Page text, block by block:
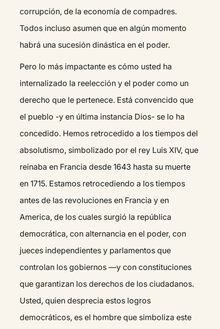
corrupción, de la economía de compadres.
Todos incluso asumen que en algún momento
habrá una sucesión dinástica en el poder.
Pero lo más impactante es cómo usted ha
internalizado la reelección y el poder como un
derecho que le pertenece. Está convencido que
el pueblo -y en última instancia Dios- se lo ha
concedido. Hemos retrocedido a los tiempos del
absolutismo, simbolizado por el rey Luis XIV, que
reinaba en Francia desde 1643 hasta su muerte
en 1715. Estamos retrocediendo a los tiempos
antes de las revoluciones en Francia y en
America, de los cuales surgió la república
democrática, con alternancia en el poder, con
jueces independientes y parlamentos que
controlan los gobiernos —y con constituciones
que garantizan los derechos de los ciudadanos.
Usted, quien desprecia estos logros
democráticos, es el hombre que simboliza este